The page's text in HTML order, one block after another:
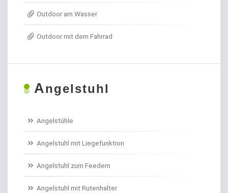
Outdoor am Wasser
Outdoor mit dem Fahrrad
Angelstuhl
Angelstühle
Angelstuhl mit Liegefunktion
Angelstuhl zum Feedern
Angelstuhl mit Rutenhalter